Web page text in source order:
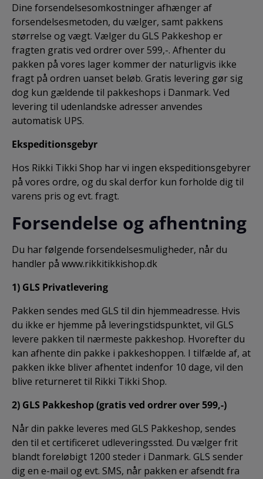
Dine forsendelsesomkostninger afhænger af
forsendelsesmetoden, du vælger, samt pakkens
størrelse og vægt. Vælger du GLS Pakkeshop er
fragten gratis ved ordrer over 599,-. Afhenter du
pakken på vores lager kommer der naturligvis ikke
fragt på ordren uanset beløb. Gratis levering gør sig
dog kun gældende til pakkeshops i Danmark. Ved
levering til udenlandske adresser anvendes
automatisk UPS.
Ekspeditionsgebyr
Hos Rikki Tikki Shop har vi ingen ekspeditionsgebyrer
på vores ordre, og du skal derfor kun forholde dig til
varens pris og evt. fragt.
Forsendelse og afhentning
Du har følgende forsendelsesmuligheder, når du
handler på www.rikkitikkishop.dk
1) GLS Privatlevering
Pakken sendes med GLS til din hjemmeadresse. Hvis
du ikke er hjemme på leveringstidspunktet, vil GLS
levere pakken til nærmeste pakkeshop. Hvorefter du
kan afhente din pakke i pakkeshoppen. I tilfælde af, at
pakken ikke bliver afhentet indenfor 10 dage, vil den
blive returneret til Rikki Tikki Shop.
2) GLS Pakkeshop (gratis ved ordrer over 599,-)
Når din pakke leveres med GLS Pakkeshop, sendes
den til et certificeret udleveringssted. Du vælger frit
blandt foreløbigt 1200 steder i Danmark. GLS sender
dig en e-mail og evt. SMS, når pakken er afsendt fra